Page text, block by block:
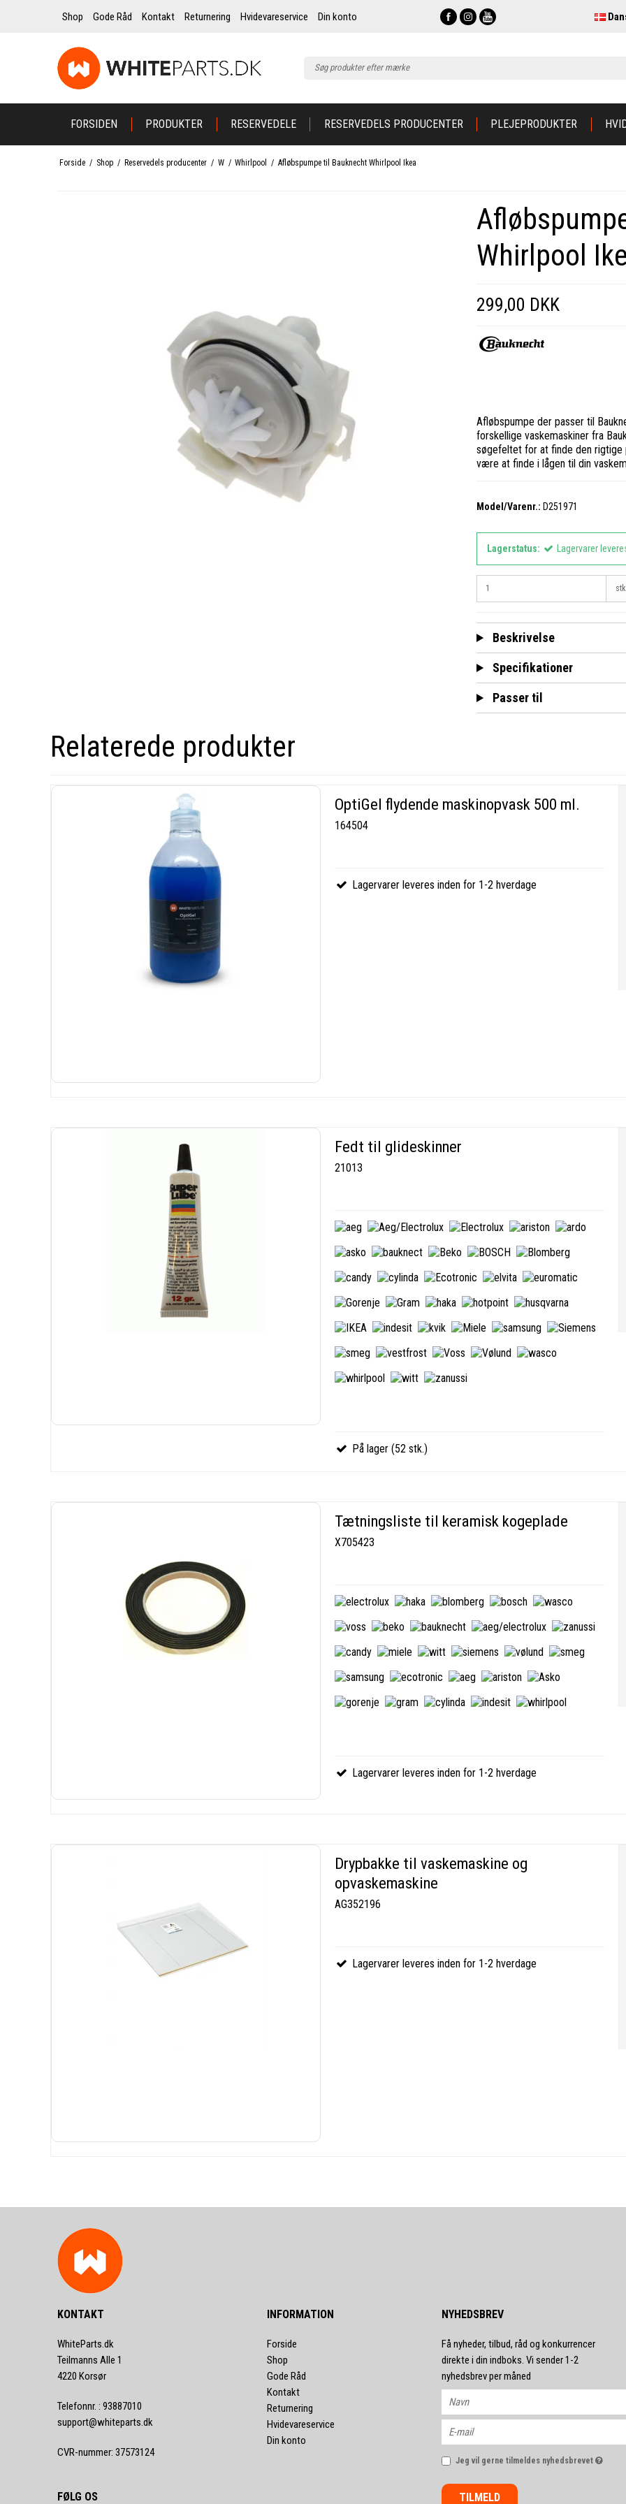
Shop Gode Råd Kontakt Returnering Hvidevareservice Din konto
FORSIDEN PRODUKTER RESERVEDELE RESERVEDELS PRODUCENTER PLEJEPRODUKTER
Forside / Shop / Reservedels producenter / W / Whirlpool / Afløbspumpe til Bauknecht Whirlpool Ikea
Whirlpool
299,00 DKK
Afløbspumpe der passer til
forskellige vaskemaskiner fra
søgefeltet for at finde den rigtige
være at finde i lågen til din
Model/Varenr.: D251971
Lagerstatus: Lagervarer
Beskrivelse
Specifikationer
Passer til
Relaterede produkter
OptiGel flydende maskinopvask 500 ml.
164504
Lagervarer leveres inden for 1-2 hverdage
Fedt til glideskinner
21013
På lager (52 stk.)
Tætningsliste til keramisk kogeplade
X705423
Lagervarer leveres inden for 1-2 hverdage
Drypbakke til vaskemaskine og
opvaskemaskine
AG352196
Lagervarer leveres inden for 1-2 hverdage
KONTAKT
WhiteParts.dk
Teilmanns Alle 1
4220 Korsør
Telefonnr. : 93887010
support@whiteparts.dk
CVR-nummer: 37573124
FØLG OS
INFORMATION
Forside
Shop
Gode Råd
Kontakt
Returnering
Hvidevareservice
Din konto
NYHEDSBREV
Få nyheder, tilbud, råd og konkurrencer
direkte i din indboks. Vi sender 1-2
nyhedsbrev per måned
Jeg vil gerne tilmeldes nyhedsbrevet
TILMELD